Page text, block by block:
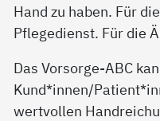
Hand zu haben. Für
Pflegedienst. Für die
Das Vorsorge-ABC
Kund*innen/
wertvollen